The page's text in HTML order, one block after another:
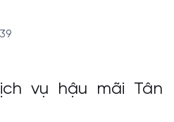
vụ hậu mãi Tân